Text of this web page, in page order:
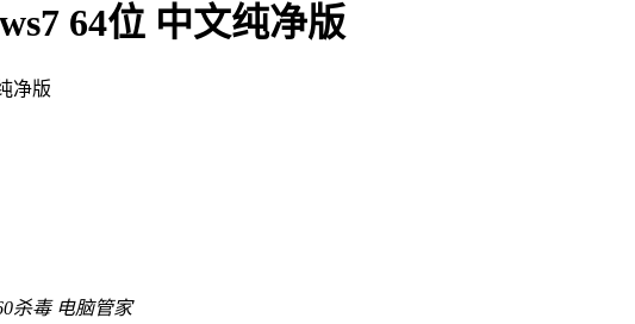
64位 中文纯净版
杀毒 电脑管家